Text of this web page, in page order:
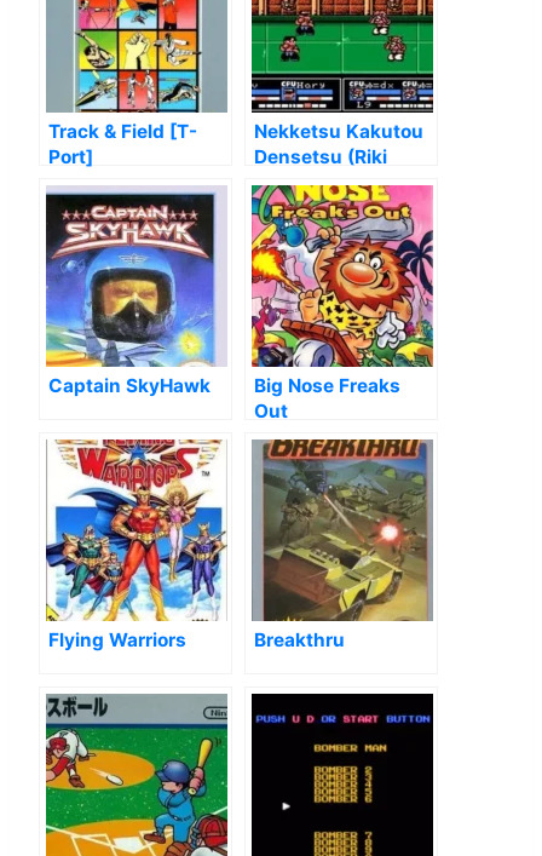
Track & Field [T-
Port]
Nekketsu Kakutou
Densetsu (Riki
Kunio) [T-Eng0.95]
Captain SkyHawk
Big Nose Freaks
Out
Flying Warriors Breakthru